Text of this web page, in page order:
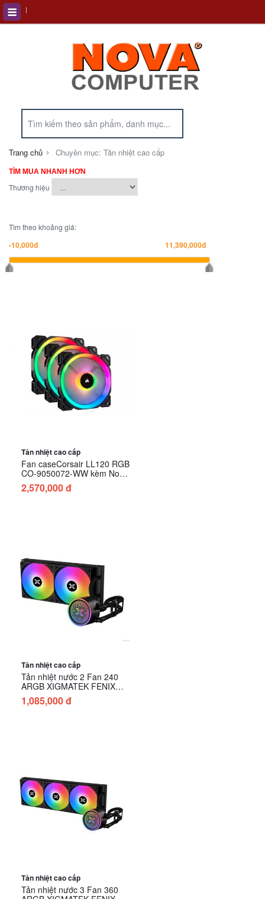
Trang chủ Chuyên mục: Tản nhiệt cao cấp
TÌM MUA NHANH HƠN
Thương hiệu
Tìm theo khoảng giá:
Tản nhiệt cao cấp
Fan caseCorsair LL120 RGB
CO-9050072-WW kèm Node
PRO ( Bộ 3 Fan)
2,570,000 đ
Tản nhiệt cao cấp
Tản nhiệt nước 2 Fan 240
ARGB XIGMATEK FENIX
(EN42935)
1,085,000 đ
Tản nhiệt cao cấp
Tản nhiệt nước 3 Fan 360